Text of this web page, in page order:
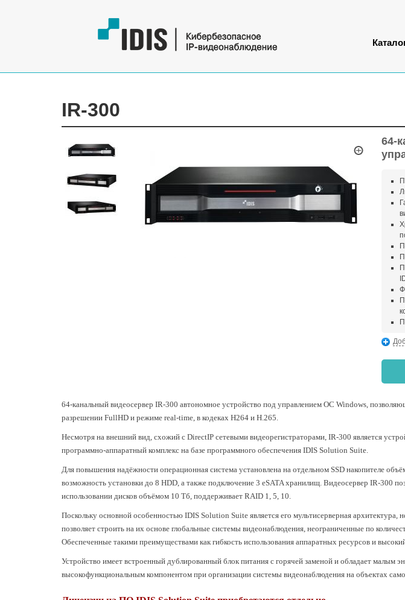
IR-300
64-
64-канальный видеосервер IR-300 автономное устройство под управлением ОС Windows,
разрешении FullHD и режиме real-time, в кодеках H264 и H.265.
Несмотря на внешний вид, схожий с DirectIP сетевыми видеорегистраторами, IR-300 является
программно-аппаратный комплекс на базе программного обеспечения IDIS Solution Suite.
Для повышения надёжности операционная система установлена на отдельном SSD накопителе
возможность установки до 8 HDD, а также подключение 3 eSATA хранилищ. Видеосервер IR-300
использовании дисков объёмом 10 Тб, поддерживает RAID 1, 5, 10.
Поскольку основной особенностью IDIS Solution Suite является его мультисерверная архитектура,
позволяет строить на их основе глобальные системы видеонаблюдения, неограниченные по
Обеспеченные такими преимуществами как гибкость использования аппаратных ресурсов и
Устройство имеет встроенный дублированный блок питания с горячей заменой и обладает малым
высокофункциональным компонентом при организации системы видеонаблюдения на объектах